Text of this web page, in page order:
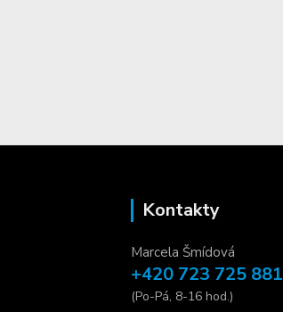
Kontakty
Marcela Šmídová
+420 723 725 881
(Po-Pá, 8-16 hod.)